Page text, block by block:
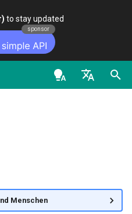
to stay updated
sponsor
- हिन्दी
- 日本語
Erste Schritte
Query-Parameter und
Validierungen
Daten streamen
Eine Response direkt
Über FastAPI-Versionen
Deployment-Konzepte
Allgemeines – How-To –
Benutzerdefinierte
OpenAPI docs
Menschen